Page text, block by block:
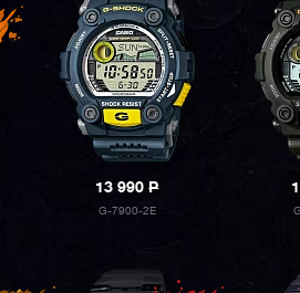
13 990P
G-7900-2E